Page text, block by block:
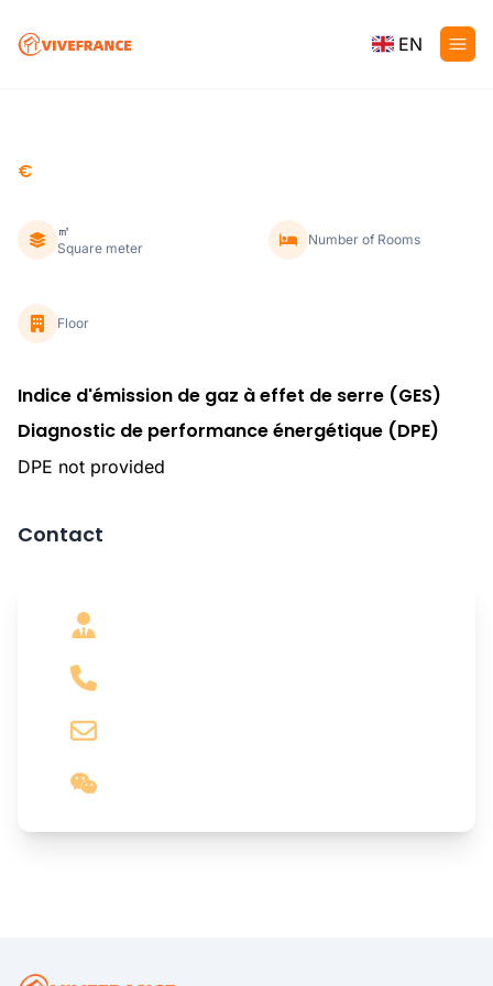
EN
€
㎡
Square meter
Number of Rooms
Floor
Indice d'émission de gaz à effet de serre (GES)
Diagnostic de performance énergétique (DPE)
DPE not provided
Contact